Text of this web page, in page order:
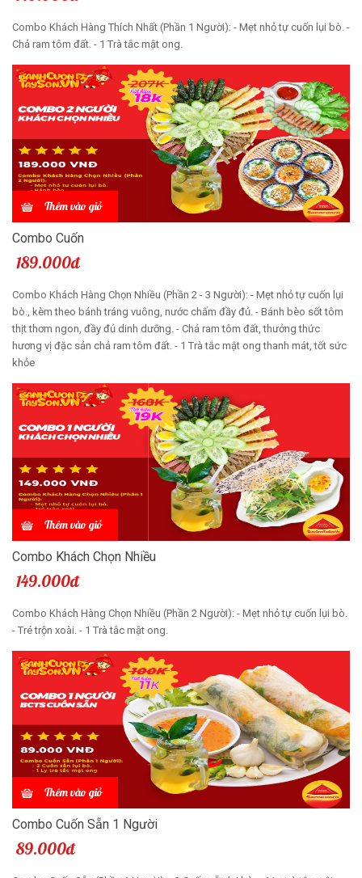
Combo Khách Hàng Thích Nhất (Phần 1 Người): - Mẹt nhỏ tự cuốn lụi bò. -
Chả ram tôm đất. - 1 Trà tắc mật ong.
Thêm vào giỏ
Combo Cuốn
189.000đ
Combo Khách Hàng Chọn Nhiều (Phần 2 - 3 Người): - Mẹt nhỏ tự cuốn lụi
bò., kèm theo bánh tráng vuông, nước chấm đầy đủ. - Bánh bèo sốt tôm
thịt thơm ngon, đầy đủ dinh dưỡng. - Chả ram tôm đất, thưởng thức
hương vị đặc sản chả ram tôm đất. - 1 Trà tắc mật ong thanh mát, tốt sức
khỏe
Thêm vào giỏ
Combo Khách Chọn Nhiều
149.000đ
Combo Khách Hàng Chọn Nhiều (Phần 2 Người): - Mẹt nhỏ tự cuốn lụi bò.
- Tré trộn xoài. - 1 Trà tắc mật ong.
Thêm vào giỏ
Combo Cuốn Sẵn 1 Người
89.000đ